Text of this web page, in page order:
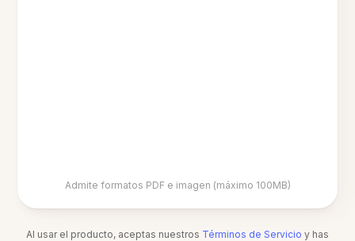
Admite formatos PDF e imagen (máximo 100MB)
Al usar el producto, aceptas nuestros Términos de Servicio y has